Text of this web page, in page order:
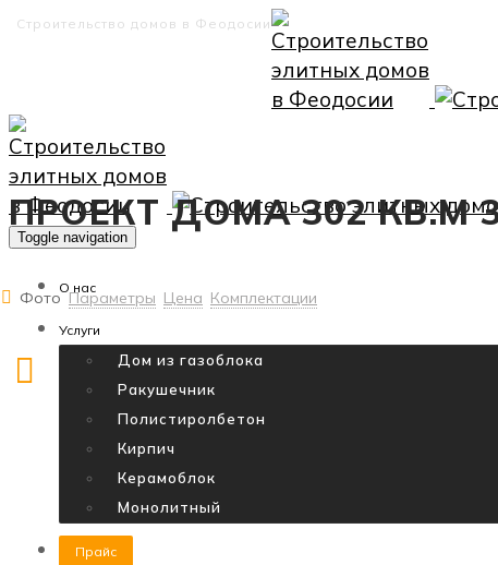
Строительство домов в Феодосии
Toggle navigation
О нас
Услуги
Дом из газоблока
Ракушечник
Полистиролбетон
Кирпич
Керамоблок
Монолитный
Прайс
ПРОЕКТ ДОМА 302
Фото Параметры Цена Комплектации